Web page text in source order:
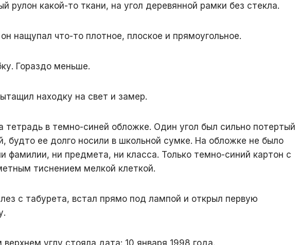
рулон какой-то ткани, на угол деревянной рамки без стекла.
нащупал что-то плотное, плоское и прямоугольное.
Гораздо меньше.
находку на свет и замер.
тетрадь в темно-синей обложке. Один угол был сильно потертый
будто ее долго носили в школьной сумке. На обложке не было
фамилии, ни предмета, ни класса. Только темно-синий картон с
тиснением мелкой клеткой.
с табурета, встал прямо под лампой и открыл первую
верхнем углу стояла дата: 10 января 1998 года.